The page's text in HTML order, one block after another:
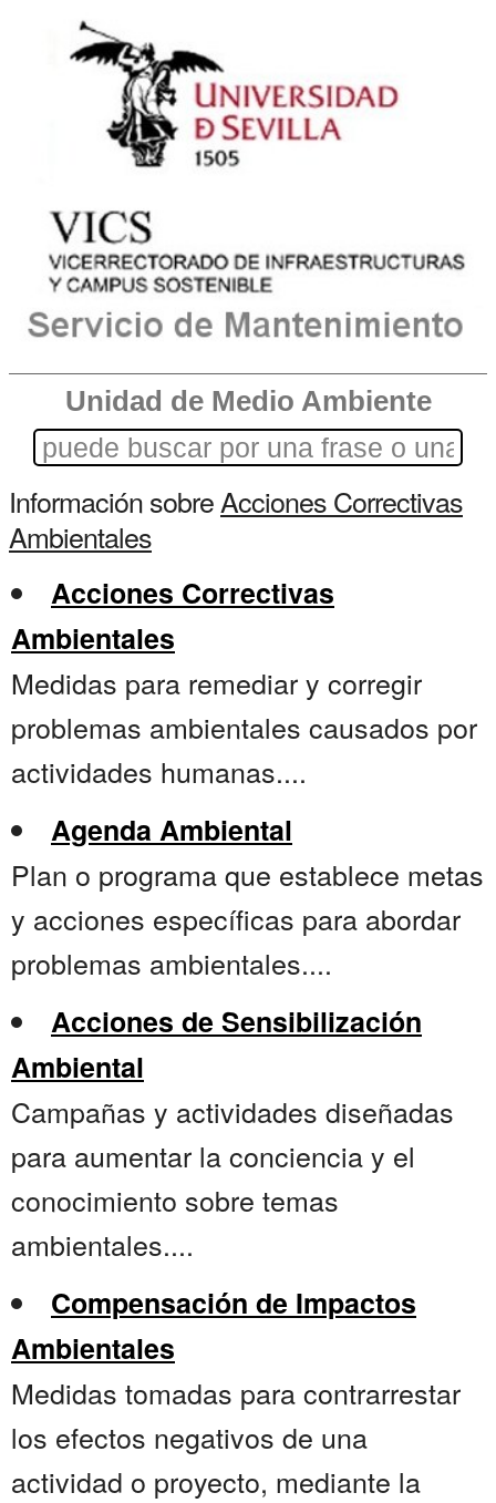
Unidad de Medio Ambiente
Información sobreAcciones Correctivas
Ambientales
Acciones Correctivas
Ambientales
Medidas para remediar y corregir
problemas ambientales causados por
actividades humanas....
Agenda Ambiental
Plan o programa que establece metas
y acciones específicas para abordar
problemas ambientales....
Acciones de Sensibilización
Ambiental
Campañas y actividades diseñadas
para aumentar la conciencia y el
conocimiento sobre temas
ambientales....
Compensación de Impactos
Ambientales
Medidas tomadas para contrarrestar
los efectos negativos de una
actividad o proyecto, mediante la